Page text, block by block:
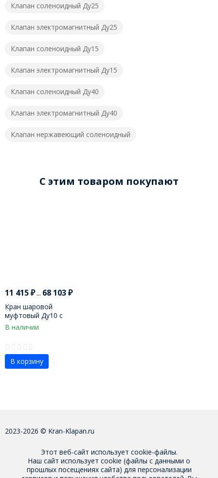
Клапан соленоидный Ду25
Клапан электромагнитный Ду25
Клапан соленоидный Ду15
Клапан электромагнитный Ду15
Клапан соленоидный Ду40
Клапан электромагнитный Ду40
Клапан нержавеющий соленоидный
C этим товаром покупают
11 415₽... 68 103₽
Кран шаровой
муфтовый Ду10 с
пневмоприводом
В наличии
В корзину
2023-2026 © Kran-Klapan.ru
Этот веб-сайт использует cookie-файлы.
Наш сайт использует cookie (файлы с данными о
прошлых посещениях сайта) для персонализации